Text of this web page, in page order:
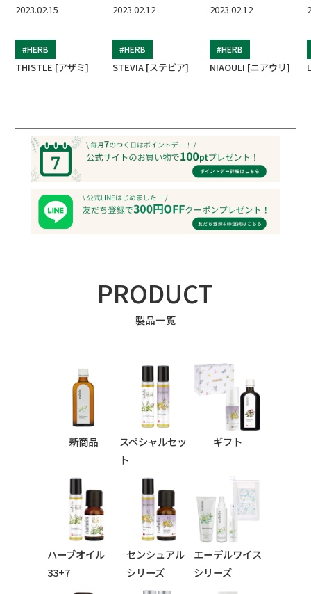
2023.02.15
#HERB
THISTLE [アザミ]
2023.02.12
#HERB
STEVIA [ステビア]
2023.02.12
#HERB
NIAOULI [ニアウリ]
PRODUCT
製品一覧
新商品
スペシャルセッ
ト
ギフト
ハーブオイル
33+7
シリーズ
センシュアル
シリーズ
エーデルワイス
シリーズ